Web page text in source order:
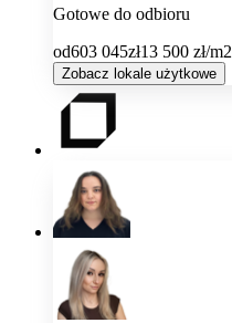
Gotowe do odbioru
od603 045zł13 500 zł/m2
Zobacz lokale użytkowe